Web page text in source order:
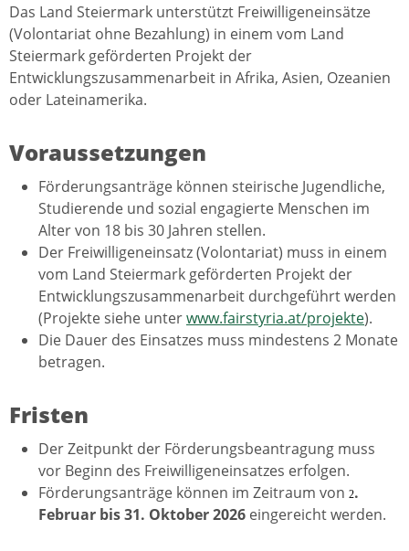
Das Land Steiermark unterstützt Freiwilligeneinsätze
(Volontariat ohne Bezahlung) in einem vom Land
Steiermark geförderten Projekt der
Entwicklungszusammenarbeit in Afrika, Asien, Ozeanien
oder Lateinamerika.
Voraussetzungen
Förderungsanträge können steirische Jugendliche,
Studierende und sozial engagierte Menschen im
Alter von 18 bis 30 Jahren stellen.
Der Freiwilligeneinsatz (Volontariat) muss in einem
vom Land Steiermark geförderten Projekt der
Entwicklungszusammenarbeit durchgeführt werden
(Projekte siehe unterwww.fairstyria.at/projekte).
Die Dauer des Einsatzes muss mindestens 2 Monate
betragen.
Fristen
Der Zeitpunkt der Förderungsbeantragung muss
vor Beginn des Freiwilligeneinsatzes erfolgen.
Förderungsanträge können im Zeitraum von 2.
Februar bis 31. Oktober 2026 eingereicht werden.